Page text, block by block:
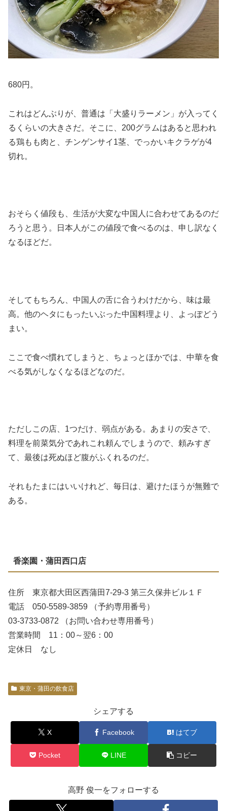
680円。
これはどんぶりが、普通は「大盛りラーメン」が入ってく
るくらいの大きさだ。そこに、200グラムはあると思われ
る鶏もも肉と、チンゲンサイ1茎、でっかいキクラゲが4
切れ。
おそらく値段も、生活が大変な中国人に合わせてあるのだ
ろうと思う。日本人がこの値段で食べるのは、申し訳なく
なるほどだ。
そしてもちろん、中国人の舌に合うわけだから、味は最
高。他のヘタにもったいぶった中国料理より、よっぽどう
まい。
ここで食べ慣れてしまうと、ちょっとほかでは、中華を食
べる気がしなくなるほどなのだ。
ただしこの店、1つだけ、弱点がある。あまりの安さで、
料理を前菜気分であれこれ頼んでしまうので、頼みすぎ
て、最後は死ぬほど腹がふくれるのだ。
それもたまにはいいけれど、毎日は、避けたほうが無難で
ある。
香楽園・蒲田西口店
住所 東京都大田区西蒲田7-29-3 第三久保井ビル１Ｆ
電話 050-5589-3859 （予約専用番号）
03-3733-0872 （お問い合わせ専用番号）
営業時間 11：00～翌6：00
定休日 なし
東京・蒲田の飲食店
シェアする
X Facebook はてブ
Pocket LINE コピー
高野 俊一をフォローする